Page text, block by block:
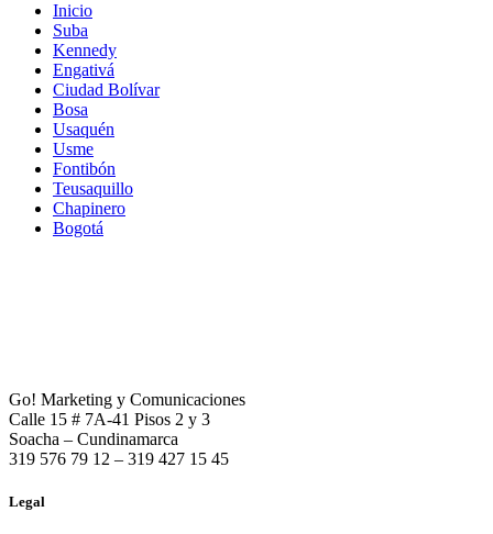
Inicio
Suba
Kennedy
Engativá
Ciudad Bolívar
Bosa
Usaquén
Usme
Fontibón
Teusaquillo
Chapinero
Bogotá
Go! Marketing y Comunicaciones
Calle 15 # 7A-41 Pisos 2 y 3
Soacha – Cundinamarca
319 576 79 12 – 319 427 15 45
Legal